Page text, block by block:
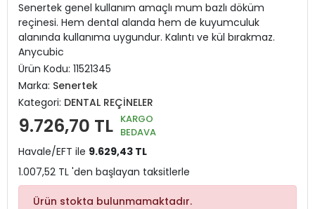
Senertek genel kullanım amaçlı mum bazlı döküm
reçinesi. Hem dental alanda hem de kuyumculuk
alanında kullanıma uygundur. Kalıntı ve kül bırakmaz.
Anycubic
Ürün Kodu: 11521345
Marka: Senertek
Kategori: DENTAL REÇİNELER
9.726,70 TL KARGO
BEDAVA
Havale/EFT ile 9.629,43 TL
1.007,52 TL 'den başlayan taksitlerle
Ürün stokta bulunmamaktadır.